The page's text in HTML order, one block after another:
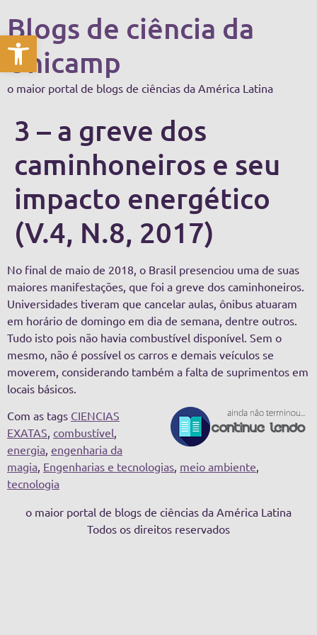
Abrir a barra de ferramentas
Blogs de ciência da
Unicamp
o maior portal de blogs de ciências da América Latina
3 – a greve dos
caminhoneiros e seu
impacto energético
(V.4, N.8, 2017)
No final de maio de 2018, o Brasil presenciou uma de suas
maiores manifestações, que foi a greve dos caminhoneiros.
Universidades tiveram que cancelar aulas, ônibus atuaram
em horário de domingo em dia de semana, dentre outros.
Tudo isto pois não havia combustível disponível. Sem o
mesmo, não é possível os carros e demais veículos se
moverem, considerando também a falta de suprimentos em
locais básicos.
Com as tags CIENCIAS
EXATAS, combustível,
energia, engenharia da
magia, Engenharias e tecnologias, meio ambiente,
tecnologia
o maior portal de blogs de ciências da América Latina
Todos os direitos reservados